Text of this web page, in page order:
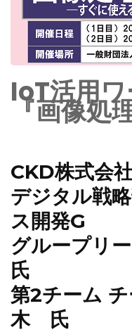
IoT活用
『画像処
CKD株式会
デジタル戦
ス開発G
グループリ
氏
第2チーム
木 氏